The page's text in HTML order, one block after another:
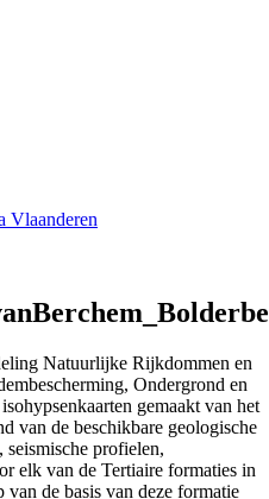
Vlaanderen
Natuurlijke Rijkdommen en
Ondergrond en
gemaakt van het
van de beschikbare geologische
seismische profielen,
elk van de Tertiaire formaties in
de basis van deze formatie